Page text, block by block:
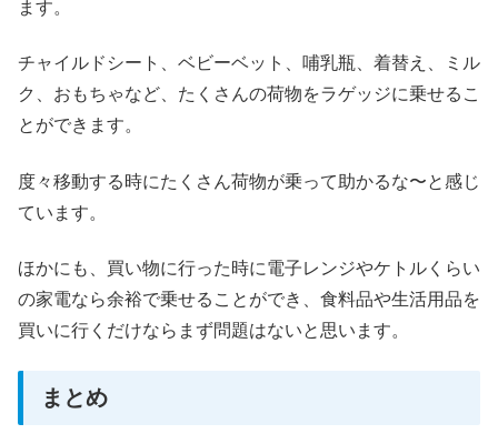
ます。
チャイルドシート、ベビーベット、哺乳瓶、着替え、ミル
ク、おもちゃなど、たくさんの荷物をラゲッジに乗せるこ
とができます。
度々移動する時にたくさん荷物が乗って助かるな〜と感じ
ています。
ほかにも、買い物に行った時に電子レンジやケトルくらい
の家電なら余裕で乗せることができ、食料品や生活用品を
買いに行くだけならまず問題はないと思います。
まとめ